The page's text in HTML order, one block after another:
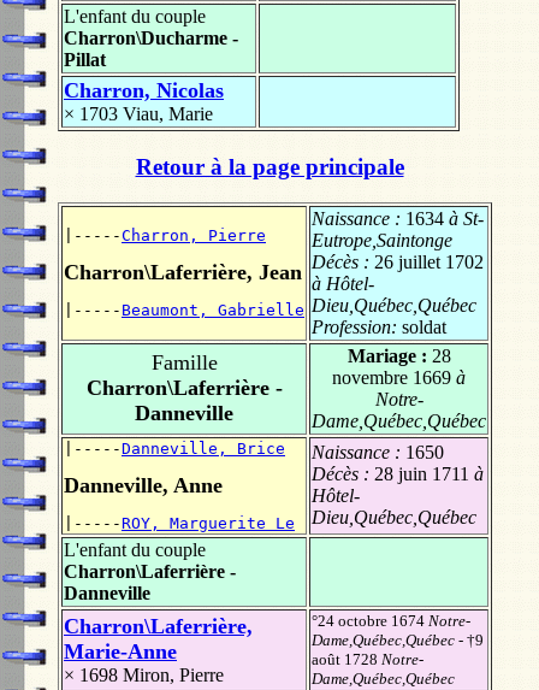
L'enfant du couple
Charron\Ducharme -
Pillat
Charron, Nicolas
× 1703 Viau, Marie
Retour à la page principale
|-----Charron, Pierre
Charron\Laferrière, Jean
|----- Beaumont, Gabrielle
Naissance : 1634 à St-
Eutrope,Saintonge
Décès : 26 juillet 1702
à Hôtel-
Dieu,Québec,Québec
Profession: soldat
Famille
Charron\Laferrière -
Danneville
Mariage : 28
novembre 1669 à
Notre-
Dame,Québec,Québec
|-----Danneville, Brice
Danneville, Anne
|-----ROY, Marguerite Le
Naissance : 1650
Décès : 28 juin 1711 à
Hôtel-
Dieu,Québec,Québec
L'enfant du couple
Charron\Laferrière -
Danneville
Charron\Laferrière,
Marie-Anne
× 1698 Miron, Pierre
°24 octobre 1674 Notre-
Dame,Québec,Québec - †9
août 1728 Notre-
Dame,Québec,Québec